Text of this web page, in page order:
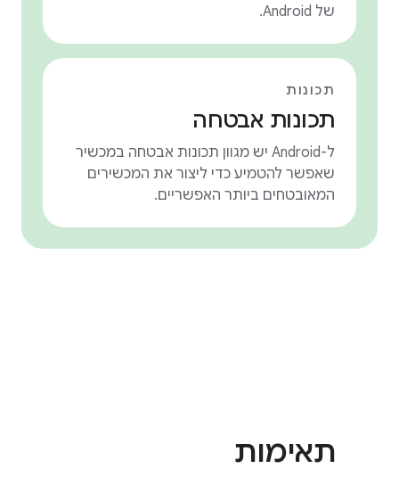
של Android.
תכונות
תכונות אבטחה
ל-Android יש מגוון תכונות אבטחה במכשיר
שאפשר להטמיע כדי ליצור את המכשירים
המאובטחים ביותר האפשריים.
תאימות